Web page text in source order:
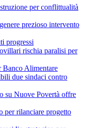
per conflittualità
prezioso intervento
progressi
rischia paralisi per
Banco Alimentare
due sindaci contro
su Nuove Povertà offre
per rilanciare progetto